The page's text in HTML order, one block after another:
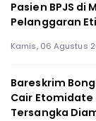
Pasien BPJS di
Pelanggaran
Kamis, 06 Agustus
Bareskrim
Cair Etomidate
Tersangka